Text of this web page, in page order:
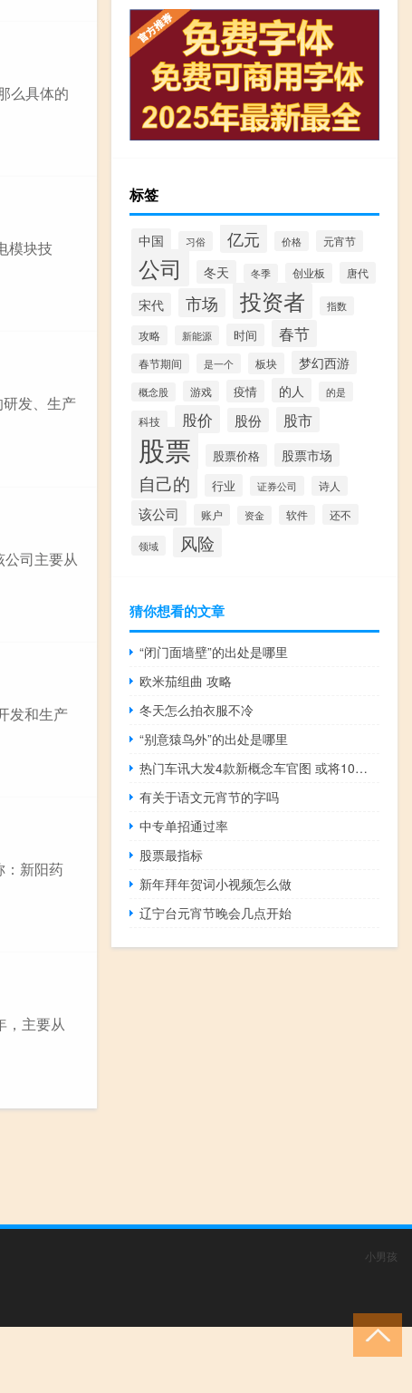
么具体的
模块技
发、生产
司主要从
发和生产
：新阳药
，主要从
标签
中国 习俗 亿元 价格 元宵节
公司 冬天 冬季 创业板 唐代
宋代 市场 投资者 指数
攻略 新能源 时间 春节
春节期间 是一个 板块 梦幻西游
概念股 游戏 疫情 的人 的是
科技 股价 股份 股市
股票 股票价格 股票市场
自己的 行业 证券公司 诗人
该公司 账户 资金 软件 还不
领域 风险
猜你想看的文章
“闭门面墙壁”的出处是哪里
欧米茄组曲 攻略
冬天怎么拍衣服不冷
“别意猿鸟外”的出处是哪里
热门车讯大发4款新概念车官图 或将10月25日发布
有关于语文元宵节的字吗
中专单招通过率
股票最指标
新年拜年贺词小视频怎么做
辽宁台元宵节晚会几点开始
小男孩